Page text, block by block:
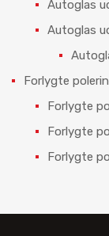
Autoglas
Autoglas
Forlygte
Forlygte
Forlygte
Forlygte